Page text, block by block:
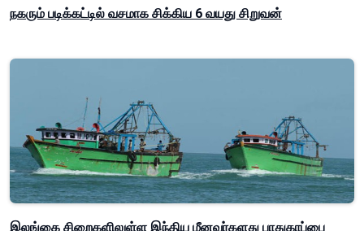
நகரும் படிக்கட்டில் வசமாக சிக்கிய 6 வயது சிறுவன்
இலங்கை சிறைகளிலுள்ள இந்திய மீனவர்களது பாதுகாப்பை